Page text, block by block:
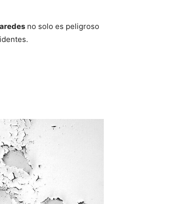
no solo es peligroso